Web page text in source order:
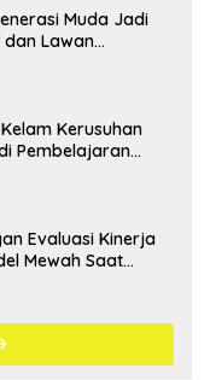
Muda Jadi
dan Lawan
Kerusuhan
Pembelajaran
Evaluasi Kinerja
Mewah Saat